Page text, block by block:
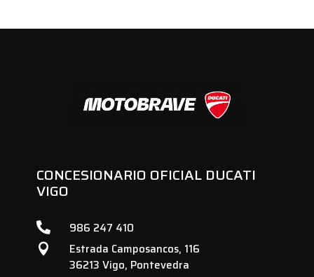
252,00 €.109,00 €.
CONCESIONARIO OFICIAL DUCATI
VIGO
 986 247 410

Estrada Camposancos, 116
36213 Vigo, Pontevedra